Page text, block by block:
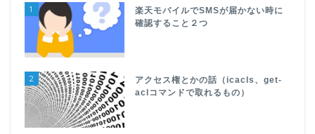
1
楽天モバイルでSMSが届かない時に
確認すること２つ
2
アクセス権とかの話（icacls、get-
aclコマンドで取れるもの）